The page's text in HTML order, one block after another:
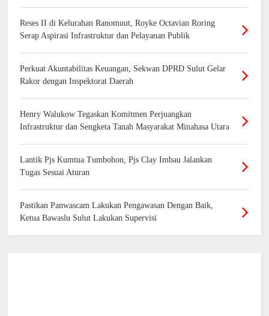
Reses II di Kelurahan Ranomuut, Royke Octavian Roring
Serap Aspirasi Infrastruktur dan Pelayanan Publik
Perkuat Akuntabilitas Keuangan, Sekwan DPRD Sulut Gelar
Rakor dengan Inspektorat Daerah
Henry Walukow Tegaskan Komitmen Perjuangkan
Infrastruktur dan Sengketa Tanah Masyarakat Minahasa Utara
Lantik Pjs Kumtua Tumbohon, Pjs Clay Imbau Jalankan
Tugas Sesuai Aturan
Pastikan Panwascam Lakukan Pengawasan Dengan Baik,
Ketua Bawaslu Sulut Lakukan Supervisi